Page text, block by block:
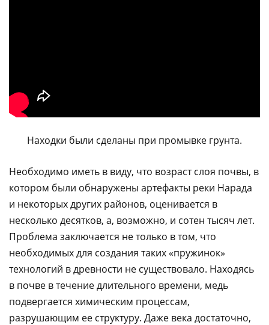
Находки были сделаны при промывке грунта.
Необходимо иметь в виду, что возраст слоя почвы, в
котором были обнаружены артефакты реки Нарада
и некоторых других районов, оценивается в
несколько десятков, а, возможно, и сотен тысяч лет.
Проблема заключается не только в том, что
необходимых для создания таких «пружинок»
технологий в древности не существовало. Находясь
в почве в течение длительного времени, медь
подвергается химическим процессам,
разрушающим ее структуру. Даже века достаточно,